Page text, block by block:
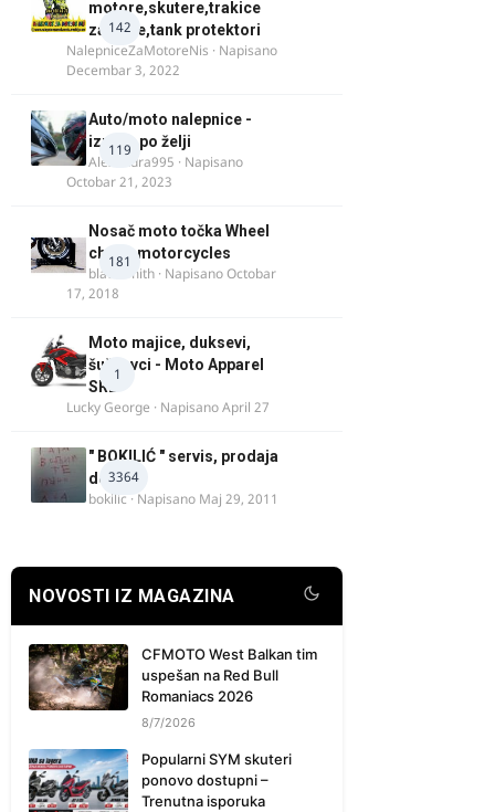
142
motore,skutere,trakice
za felne,tank protektori
NalepniceZaMotoreNis · Napisano
Decembar 3, 2022
119
Auto/moto nalepnice -
izrada po želji
Alexandra995 · Napisano
Octobar 21, 2023
181
Nosač moto točka Wheel
chock motorcycles
blacksmith · NapisanoOctobar
17, 2018
1
Moto majice, duksevi,
šuškavci - Moto Apparel
SRB
Lucky George · NapisanoApril 27
3364
" BOKILIĆ " servis, prodaja
delova
bokilic · Napisano Maj 29, 2011
NOVOSTI IZ MAGAZINA
CFMOTO West Balkan tim
uspešan na Red Bull
Romaniacs 2026
8/7/2026
Popularni SYM skuteri
ponovo dostupni –
Trenutna isporuka